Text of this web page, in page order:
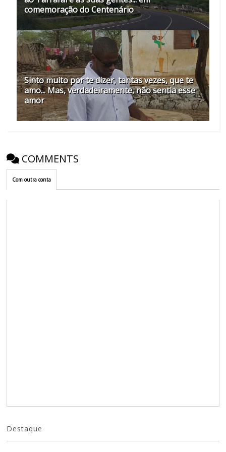
comemoração do Centenário
Sinto muito por te dizer, tantas vezes, que te
amo... Mas, verdadeiramente, não sentia esse
amor
COMMENTS
Com outra conta
Destaque